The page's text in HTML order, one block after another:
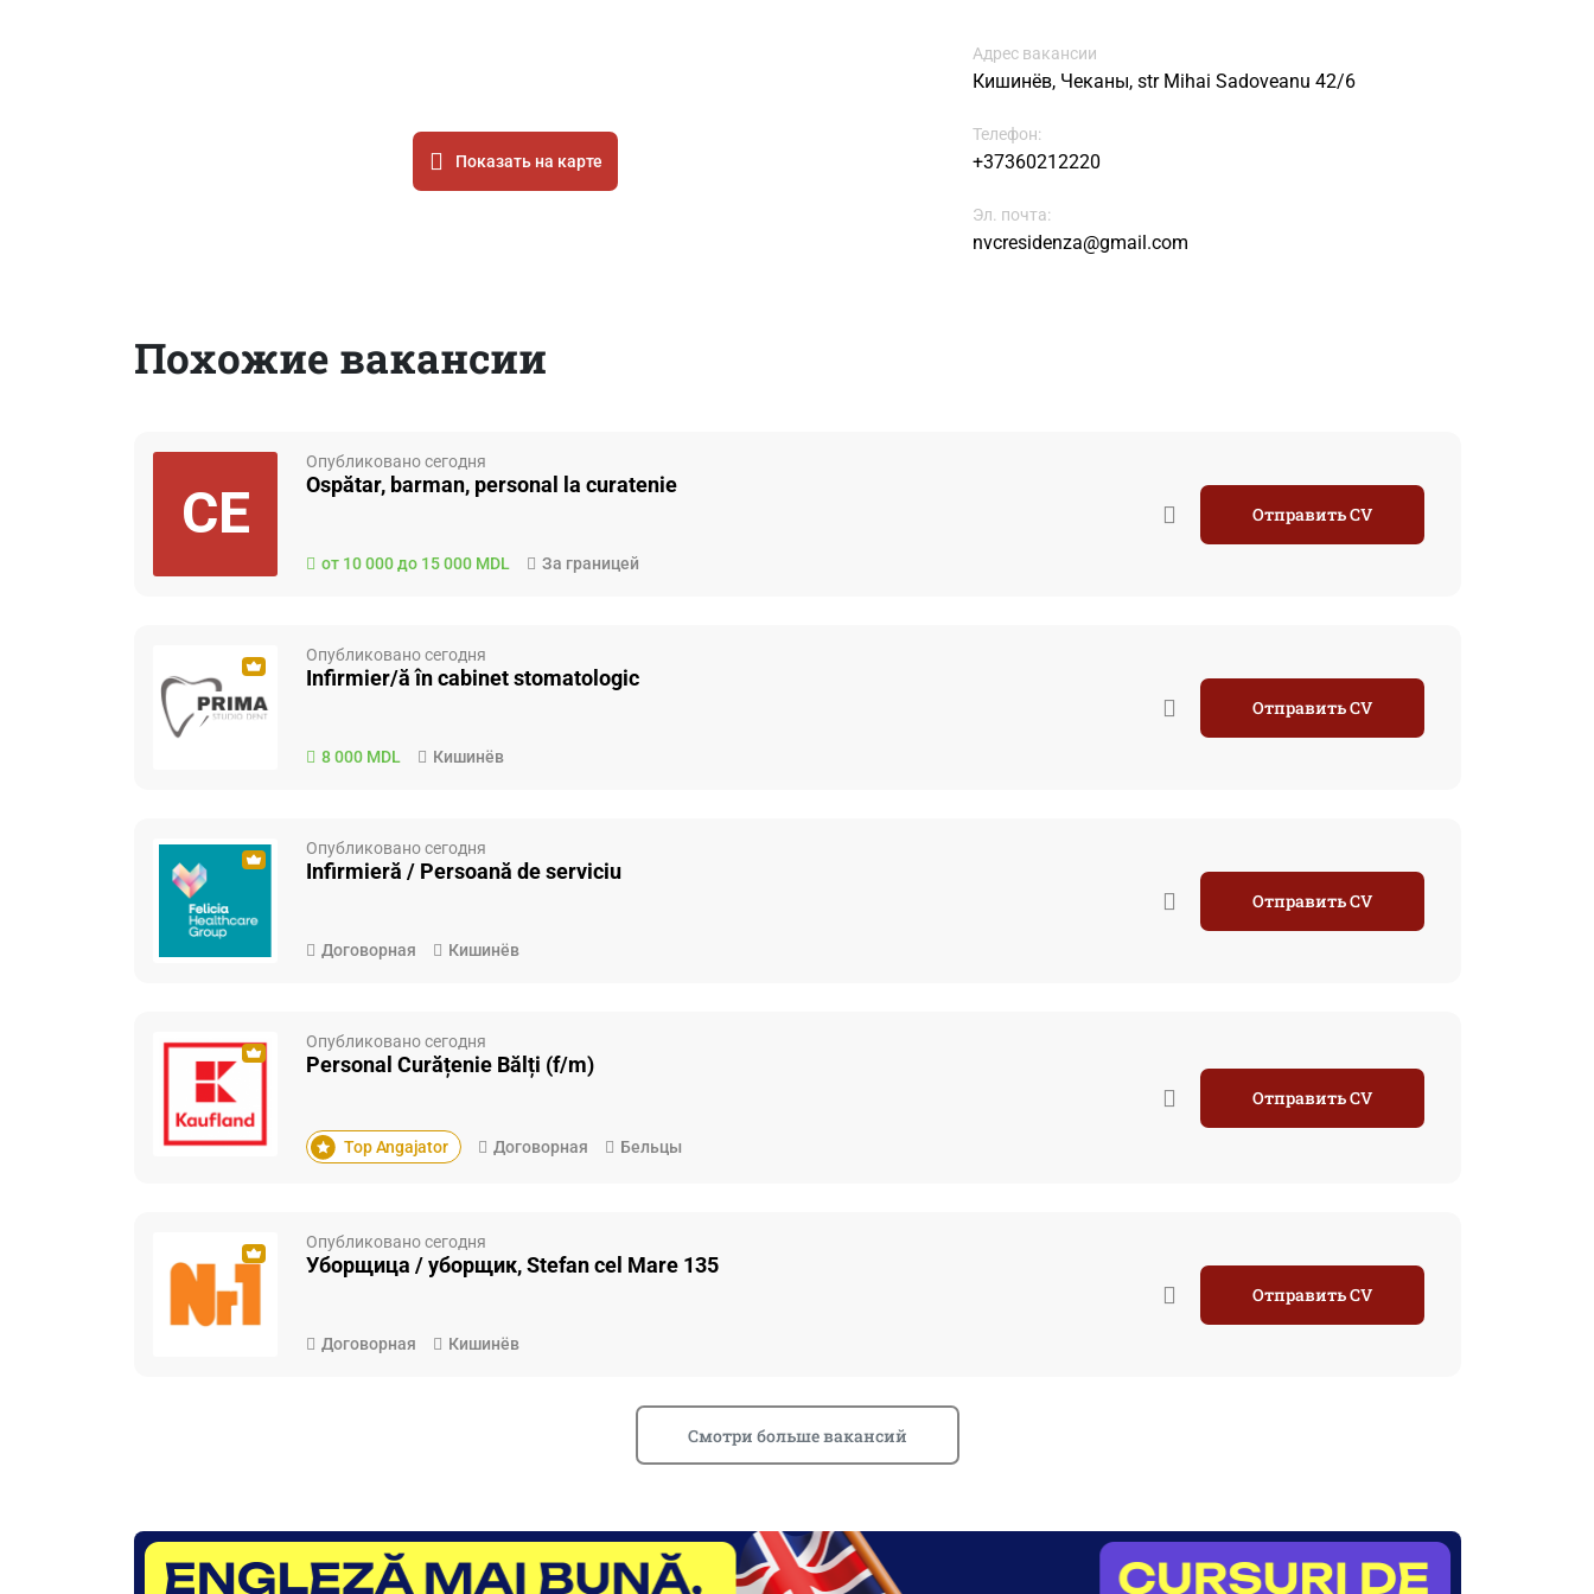
Показать на карте
Адрес вакансии
Кишинёв, Чеканы, str Mihai Sadoveanu 42/6
Телефон:
+37360212220
Эл. почта:
nvcresidenza@gmail.com
Похожие вакансии
CE
Опубликовано сегодня
Ospătar, barman, personal la curatenie
от 10 000 до 15 000 MDL За границей
Отправить CV
Опубликовано сегодня
Infirmier/ă în cabinet stomatologic
8 000 MDL Кишинёв
Отправить CV
Опубликовано сегодня
Infirmieră / Persoană de serviciu
Договорная Кишинёв
Отправить CV
Опубликовано сегодня
Personal Curățenie Bălți (f/m)
Top Angajator Договорная Бельцы
Отправить CV
Опубликовано сегодня
Уборщица / уборщик, Stefan cel Mare 135
Договорная Кишинёв
Отправить CV
Смотри больше вакансий